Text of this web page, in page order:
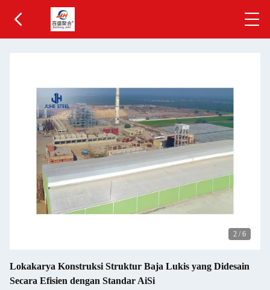
2 / 6
Lokakarya Konstruksi Struktur Baja Lukis yang Didesain
Secara Efisien dengan Standar AiSi